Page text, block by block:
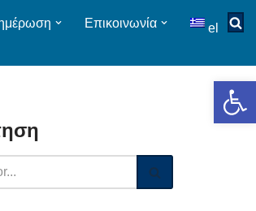
Επικοινωνία el